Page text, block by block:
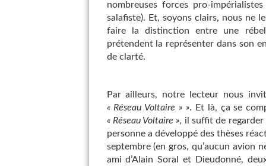
nombreuses forces pro-
salafiste). Et, soyons clairs, nous ne
faire la distinction entre une
prétendent la représenter dans son
de clarté.
Par ailleurs, notre lecteur nous
« Réseau Voltaire » ». Et là, ça se
« Réseau Voltaire », il suffit de
personne a développé des thèses
septembre (en gros, qu’aucun avion
ami d’Alain Soral et Dieudonné,